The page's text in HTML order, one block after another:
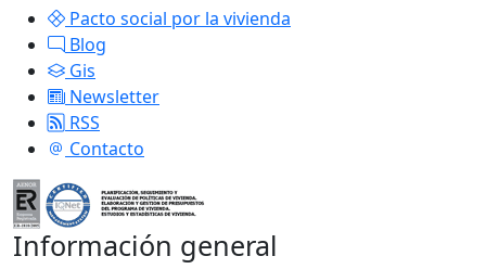
Pacto social por la vivienda
Blog
Gis
Newsletter
RSS
Contacto
Información general